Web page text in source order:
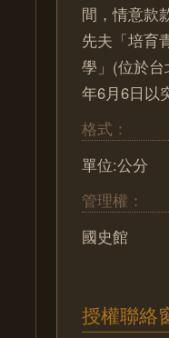
間，情意款
先夫「培育
學」(位於
年6月6日以
格式：
單位:公分
管理權：
國史館
授權聯絡